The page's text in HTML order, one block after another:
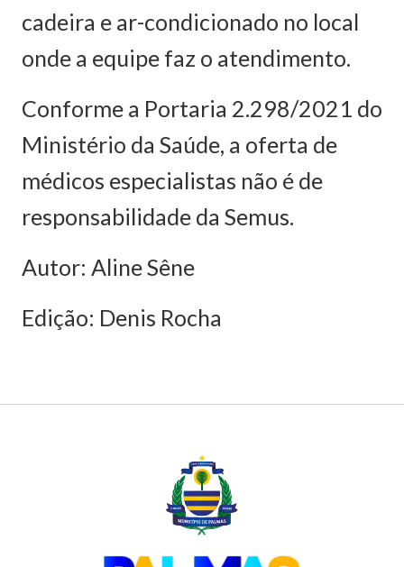
cadeira e ar-condicionado no local
onde a equipe faz o atendimento.
Conforme a Portaria 2.298/2021 do
Ministério da Saúde, a oferta de
médicos especialistas não é de
responsabilidade da Semus.
Autor: Aline Sêne
Edição: Denis Rocha